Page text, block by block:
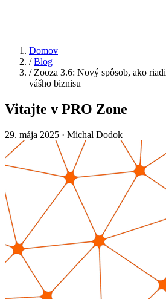
Domov
/ Blog
/ Zooza 3.6: Nový spôsob, ako
vášho biznisu
Vitajte v PRO Zone
29. mája 2025 · Michal Dodok